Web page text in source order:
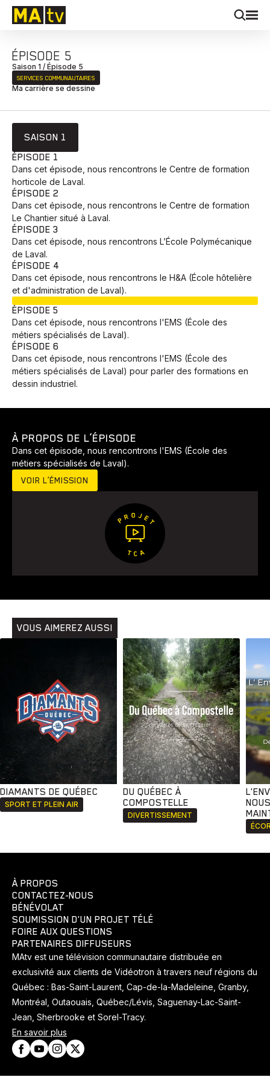
ÉPISODE 5
Saison 1 / Épisode 5
SERVICES COMMUNAUTAIRES
Ma carrière se dessine
SAISON 1
ÉPISODE 1
Dans cet épisode, nous rencontrons le Centre de formation
horticole de Laval.
ÉPISODE 2
Dans cet épisode, nous rencontrons le Centre de formation
Le Chantier situé à Laval.
ÉPISODE 3
Dans cet épisode, nous rencontrons L’École Polymécanique
de Laval.
ÉPISODE 4
Dans cet épisode, nous rencontrons le H&A (École hôtelière
et d'administration de Laval).
ÉPISODE 5
Dans cet épisode, nous rencontrons l'EMS (École des
métiers spécialisés de Laval).
ÉPISODE 6
Dans cet épisode, nous rencontrons l'EMS (École des
métiers spécialisés de Laval) pour parler des formations en
dessin industriel.
À PROPOS DE L’ÉPISODE
Dans cet épisode, nous rencontrons l'EMS (École des
métiers spécialisés de Laval).
VOIR L’ÉMISSION
VOUS AIMEREZ AUSSI
DIAMANTS DE QUÉBEC
SPORT ET PLEIN AIR
DU QUÉBEC À
COMPOSTELLE
DIVERTISSEMENT
À PROPOS
CONTACTEZ-NOUS
BÉNÉVOLAT
SOUMISSION D'UN PROJET TÉLÉ
FOIRE AUX QUESTIONS
PARTENAIRES DIFFUSEURS
MAtv est une télévision communautaire distribuée en
exclusivité aux clients de Vidéotron à travers neuf régions du
Québec : Bas-Saint-Laurent, Cap-de-la-Madeleine, Granby,
Montréal, Outaouais, Québec/Lévis, Saguenay-Lac-Saint-
Jean, Sherbrooke et Sorel-Tracy.
En savoir plus